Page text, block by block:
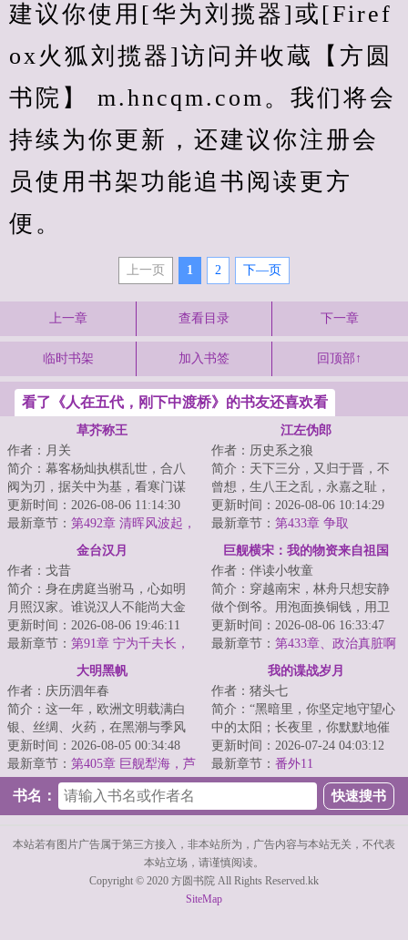
建议你使用[华为刘揽器]或[Firef
ox火狐刘揽器]访问并收蔵【方圆
书院】 m.hncqm.com。我们将会
持续为你更新，还建议你注册会
员使用书架功能追书阅读更方
便。
上一页 1 2 下—页
上一章 查看目录 下一章
临时书架 加入书签 回顶部↑
看了《人在五代，刚下中渡桥》的书友还喜欢看
草芥称王
作者：月关
简介：幕客杨灿执棋乱世，合八
阀为刃，据关中为基，看寒门谋
士以权谋为笔、铁血为墨，问鼎
天下！...
更新时间：2026-08-06 11:14:30
最新章节： 第492章 清晖风波起，
江左伪郎
作者：历史系之狼
简介：天下三分，又归于晋，不
曾想，生八王之乱，永嘉之耻，
五胡乱华，北国沦陷，衣冠南
渡。为了求得一口...
更新时间：2026-08-06 10:14:29
最新章节： 第433章 争取
金台汉月
作者：戈昔
简介：身在虏庭当驸马，心如明
月照汉家。谁说汉人不能尚大金
公主？李朔重生金朝，先冒外戚
之位，后谋驸马...
更新时间：2026-08-06 19:46:11
最新章节： 第91章 宁为千夫长，
巨舰横宋：我的物资来自祖国
作者：伴读小牧童
简介：穿越南宋，林舟只想安静
做个倒爷。用泡面换铜钱，用卫
生纸换人情，用现代药救古代
命。可他没想到，...
更新时间：2026-08-06 16:33:47
最新章节： 第433章、政治真脏啊
大明黑帆
作者：庆历泗年春
简介：这一年，欧洲文明载满白
银、丝绸、火药，在黑潮与季风
间激情碰撞。这一年，经历萨尔
浒惨败的大明，...
更新时间：2026-08-05 00:34:48
最新章节： 第405章 巨舰犁海，芦
我的谍战岁月
作者：猪头七
简介：“黑暗里，你坚定地守望心
中的太阳；长夜里，你默默地催
生黎明的曙光；虎穴中，你忍辱
负重，周旋待...
更新时间：2026-07-24 04:03:12
最新章节： 番外11
书名：
本站若有图片广告属于第三方接入，非本站所为，广告内容与本站无关，不代表
本站立场，请谨慎阅读。
Copyright © 2020 方圆书院 All Rights Reserved.kk
SiteMap